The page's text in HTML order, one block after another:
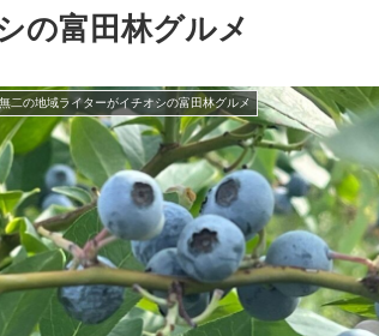
の富田林グルメ
二の地域ライターがイチオシの富田林グルメ